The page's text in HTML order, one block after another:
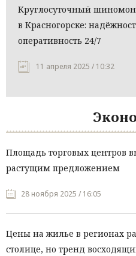
Круглосуточный
в Красногорске:
оперативность 24/7
11 апреля 2025 / 10:32
Площадь торговых центров
растущим предложением
28 ноября 2025 / 16:05
Цены на жилье в регионах
столице, но тренд